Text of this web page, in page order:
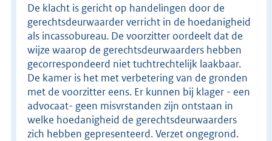
De klacht is gericht op handelingen door de
gerechtsdeurwaarder verricht in de hoedanigheid
als incassobureau. De voorzitter oordeelt dat de
wijze waarop de gerechtsdeurwaarders hebben
gecorrespondeerd niet tuchtrechtelijk laakbaar.
De kamer is het met verbetering van de gronden
met de voorzitter eens. Er kunnen bij klager - een
advocaat- geen misvrstanden zijn ontstaan in
welke hoedanigheid de gerechtsdeurwaarders
zich hebben gepresenteerd. Verzet ongegrond.